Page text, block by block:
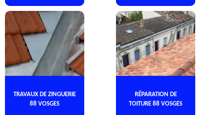
TRAVAUX DE ZINGUERIE
88 VOSGES
RÉPARATION DE
TOITURE 88 VOSGES